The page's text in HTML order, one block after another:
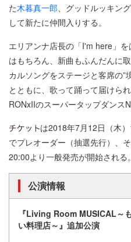
た木暮真一郎、グッドルッキン
して新たに仲間入りする。
エリアンナ店長の「I'm here」
はもちろん、新曲もふんだんに
カルソングをステージと客席の”
とともに、歌って踊って届けら
RONxIIのスーパータップダンス
は2018年7月12日（木
でプレオーダー（抽選先行）、
20:00より一般発売が開始される。
公演情報
『Living Room MUSICAL～
い料理店～』追加公演